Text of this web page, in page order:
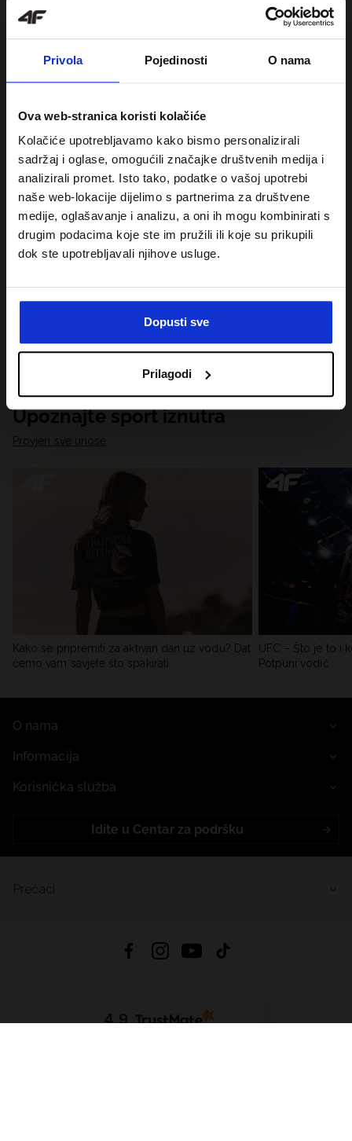
Privola Pojedinosti O nama
Ova web-stranica koristi kolačiće
Kolačiće upotrebljavamo kako bismo personalizirali
sadržaj i oglase, omogućili značajke društvenih medija i
analizirali promet. Isto tako, podatke o vašoj upotrebi
naše web-lokacije dijelimo s partnerima za društvene
medije, oglašavanje i analizu, a oni ih mogu kombinirati s
drugim podacima koje ste im pružili ili koje su prikupili
dok ste upotrebljavali njihove usluge.
Dopusti sve
Prilagodi
Upoznajte sport iznutra
Provjeri sve unose
Kako se pripremiti za aktivan dan uz vodu? Dat
ćemo vam savjete što spakirati
UFC – Što je to i
Potpuni vodič
O nama
Informacija
Korisnička služba
Idite u Centar za podršku
4.9